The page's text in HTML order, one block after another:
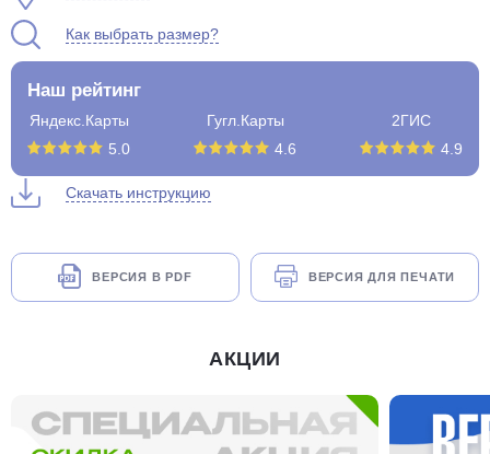
Как выбрать размер?
Наш рейтинг
Яндекс.Карты
5.0
Гугл.Карты
4.6
2ГИС
4.9
Скачать инструкцию
ВЕРСИЯ В PDF ВЕРСИЯ ДЛЯ ПЕЧАТИ
АКЦИИ